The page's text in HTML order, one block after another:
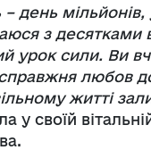
день
з десятками
урок сили. Ви
любов
житті
у своїй